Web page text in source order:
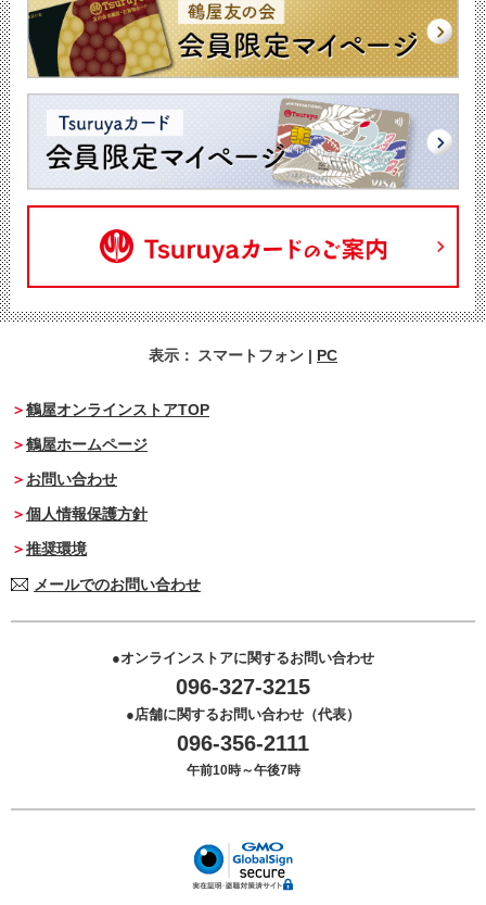
表示： スマートフォン | PC
鶴屋オンラインストアTOP
鶴屋ホームページ
お問い合わせ
個人情報保護方針
推奨環境
メールでのお問い合わせ
オンラインストアに関するお問い合わせ
096-327-3215
店舗に関するお問い合わせ（代表）
096-356-2111
午前10時～午後7時